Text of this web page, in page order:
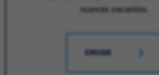
nuevas vacantes.
ENVIAR